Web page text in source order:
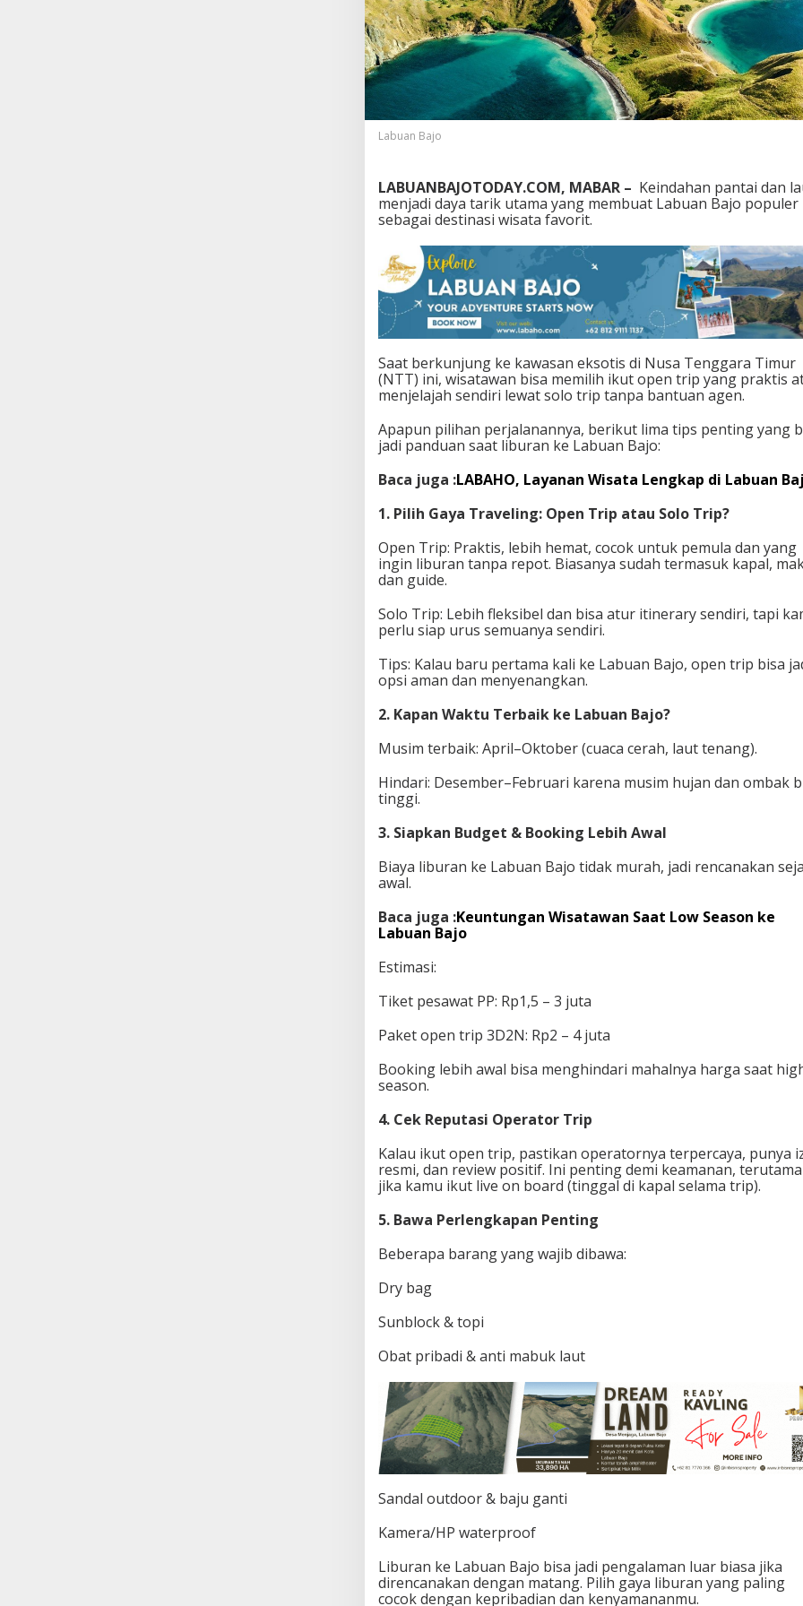
a
j
o
P
e
m
u
l
p
e
n
p
a
t
a
S
o
l
T
r
p
Labuan Bajo
LABUANBAJOTODAY.COM, MABAR – Keindahan pantai dan
menjadi daya tarik utama yang membuat Labuan Bajo populer
sebagai destinasi wisata favorit.
Saat berkunjung ke kawasan eksotis di Nusa Tenggara Timur
(NTT) ini, wisatawan bisa memilih ikut open trip yang praktis
menjelajah sendiri lewat solo trip tanpa bantuan agen.
Apapun pilihan perjalanannya, berikut lima tips penting yang
jadi panduan saat liburan ke Labuan Bajo:
Baca juga :LABAHO, Layanan Wisata Lengkap di Labuan
1. Pilih Gaya Traveling: Open Trip atau Solo Trip?
Open Trip: Praktis, lebih hemat, cocok untuk pemula dan yang
ingin liburan tanpa repot. Biasanya sudah termasuk kapal,
dan guide.
Solo Trip: Lebih fleksibel dan bisa atur itinerary sendiri, tapi
perlu siap urus semuanya sendiri.
Tips: Kalau baru pertama kali ke Labuan Bajo, open trip bisa
opsi aman dan menyenangkan.
2. Kapan Waktu Terbaik ke Labuan Bajo?
Musim terbaik: April–Oktober (cuaca cerah, laut tenang).
Hindari: Desember–Februari karena musim hujan dan ombak
tinggi.
3. Siapkan Budget & Booking Lebih Awal
Biaya liburan ke Labuan Bajo tidak murah, jadi rencanakan
awal.
Baca juga :Keuntungan Wisatawan Saat Low Season ke
Labuan Bajo
Estimasi:
Tiket pesawat PP: Rp1,5 – 3 juta
Paket open trip 3D2N: Rp2 – 4 juta
Booking lebih awal bisa menghindari mahalnya harga saat
season.
4. Cek Reputasi Operator Trip
Kalau ikut open trip, pastikan operatornya terpercaya, punya
resmi, dan review positif. Ini penting demi keamanan, terutama
jika kamu ikut live on board (tinggal di kapal selama trip).
5. Bawa Perlengkapan Penting
Beberapa barang yang wajib dibawa:
Dry bag
Sunblock & topi
Obat pribadi & anti mabuk laut
Sandal outdoor & baju ganti
Kamera/HP waterproof
Liburan ke Labuan Bajo bisa jadi pengalaman luar biasa jika
direncanakan dengan matang. Pilih gaya liburan yang paling
cocok dengan kepribadian dan kenyamananmu.